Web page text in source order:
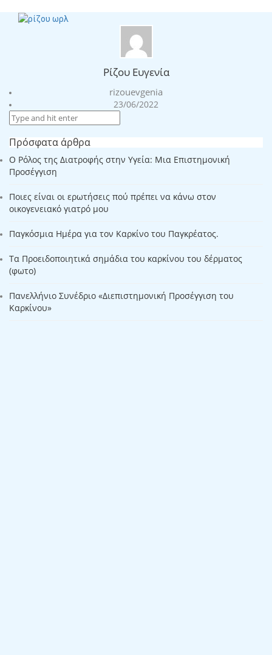
Ρίζου Ευγενία
rizouevgenia
23/06/2022
Πρόσφατα άρθρα
Ο Ρόλος της Διατροφής στην Υγεία: Μια Επιστημονική
Προσέγγιση
Ποιες είναι οι ερωτήσεις πού πρέπει να κάνω στον
οικογενειακό γιατρό μου
Παγκόσμια Ημέρα για τον Καρκίνο του Παγκρέατος.
Τα Προειδοποιητικά σημάδια του καρκίνου του δέρματος
(φωτο)
Πανελλήνιο Συνέδριο «Διεπιστημονική Προσέγγιση του
Καρκίνου»